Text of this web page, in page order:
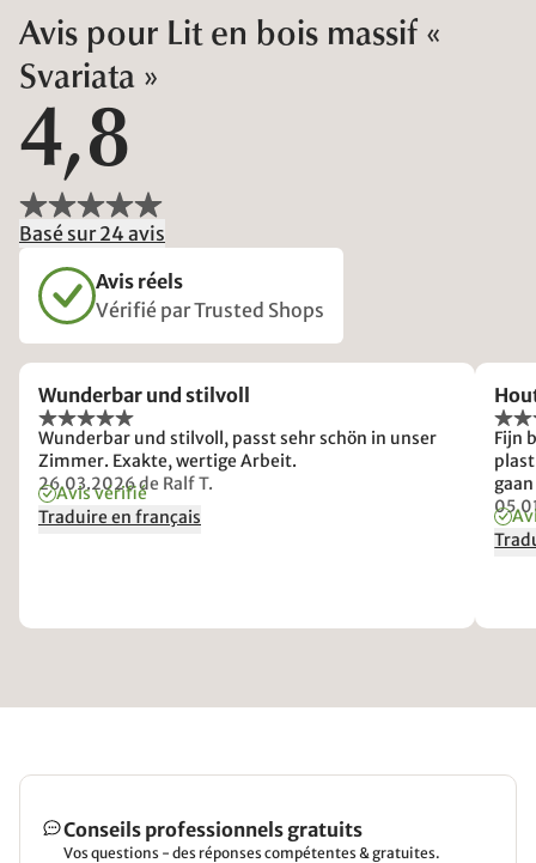
Avis pour Lit en bois massif «
Svariata »
4,8
Basé sur 24 avis
Avis réels
Vérifié par Trusted Shops
Wunderbar und stilvoll
Wunderbar und stilvoll, passt sehr schön in unser
Zimmer. Exakte, wertige Arbeit.
26.03.2026de Ralf T.
Avis vérifié
Traduire en français
Fijn bed, maar:
Conseils professionnels gratuits
Vos questions - des réponses compétentes & gratuites.